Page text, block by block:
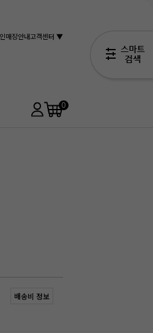
매장안내고객센터 ▼
0
배송비 정보